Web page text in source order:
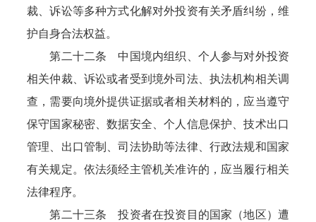
裁、诉讼等多种方式化解对外投资有关矛盾纠纷，维
护自身合法权益。
第二十二条 中国境内组织、个人参与对外投资
相关仲裁、诉讼或者受到境外司法、执法机构相关调
查，需要向境外提供证据或者相关材料的，应当遵守
保守国家秘密、数据安全、个人信息保护、技术出口
管理、出口管制、司法协助等法律、行政法规和国家
有关规定。依法须经主管机关准许的，应当履行相关
法律程序。
第二十三条 投资者在投资目的国家（地区）遭